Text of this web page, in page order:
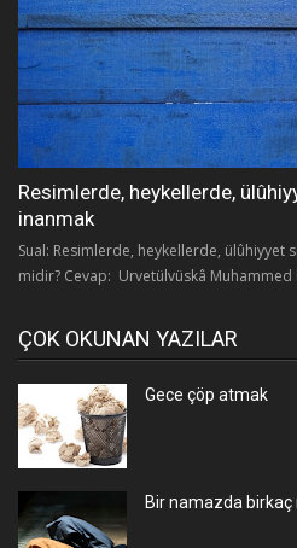
Resimlerde, heykellerde,
inanmak
Sual: Resimlerde, heykellerde, ülûhiyyet
midir? Cevap: Urvetülvüskâ Muhammed
ÇOK OKUNAN YAZILAR
Gece çöp atmak
Bir namazda birkaç